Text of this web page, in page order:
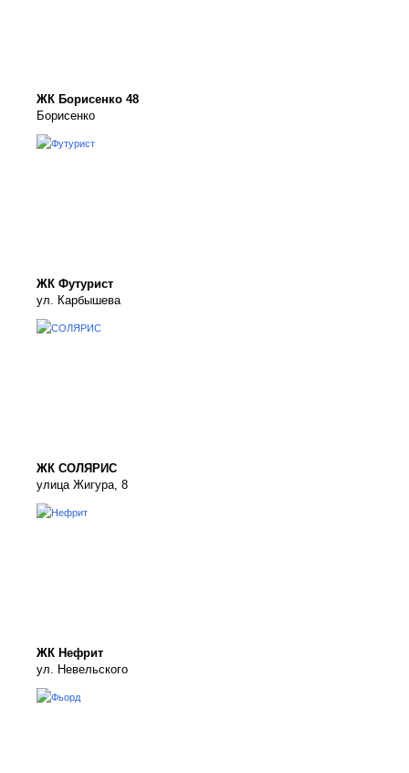
ЖК Борисенко 48
Борисенко
ЖК Футурист
ул. Карбышева
ЖК СОЛЯРИС
улица Жигура, 8
ЖК Нефрит
ул. Невельского